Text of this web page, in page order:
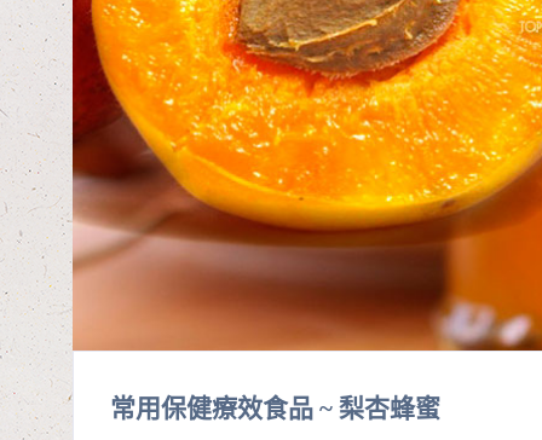
常用保健療效食品 ~ 梨杏蜂蜜